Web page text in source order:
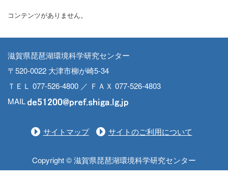
コンテンツがありません。
滋賀県琵琶湖環境科学研究センター
〒520-0022 大津市柳が崎5-34
ＴＥＬ 077-526-4800 ／ ＦＡＸ 077-526-4803
MAIL
サイトマップ サイトのご利用について
Copyright © 滋賀県琵琶湖環境科学研究センター